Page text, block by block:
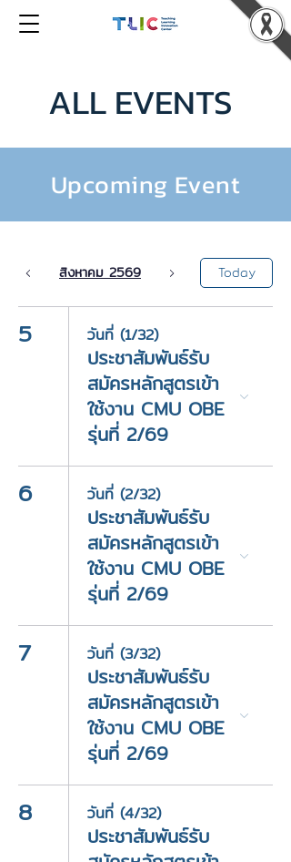
ALL EVENTS
Upcoming Event
สิงหาคม 2569 Today
5 วันที่ (1/32)
ประชาสัมพันธ์รับ
สมัครหลักสูตรเข้า
ใช้งาน CMU OBE
รุ่นที่ 2/69
6 วันที่ (2/32)
ประชาสัมพันธ์รับ
สมัครหลักสูตรเข้า
ใช้งาน CMU OBE
รุ่นที่ 2/69
7 วันที่ (3/32)
ประชาสัมพันธ์รับ
สมัครหลักสูตรเข้า
ใช้งาน CMU OBE
รุ่นที่ 2/69
8 วันที่ (4/32)
ประชาสัมพันธ์รับ